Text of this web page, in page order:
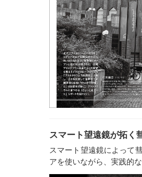
スマート望遠鏡が拓く
スマート望遠鏡によって
アを使いながら、実践的